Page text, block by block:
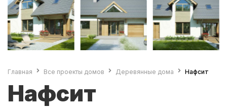
Главная Все проекты домов Деревянные дома Нафсит
Нафсит